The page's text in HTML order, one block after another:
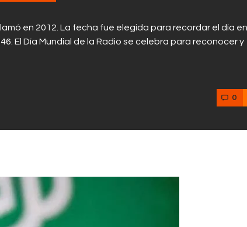
en 2012. La fecha fue elegida para recordar el día
El Día Mundial de la Radio se celebra para reconocer y
0